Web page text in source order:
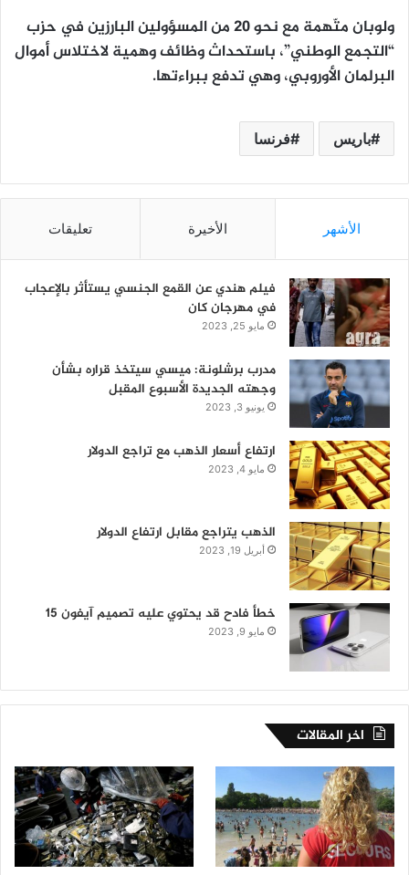
ولوبان متّهمة مع نحو 20 من المسؤولين البارزين في حزب
“التجمع الوطني”، باستحداث وظائف وهمية لاختلاس أموال
البرلمان الأوروبي، وهي تدفع ببراءتها.
باريس فرنسا
الأشهر الأخيرة تعليقات
فيلم هندي عن القمع الجنسي يستأثر بالإعجاب
في مهرجان كان
مايو 25, 2023
مدرب برشلونة: ميسي سيتخذ قراره بشأن
وجهته الجديدة الأسبوع المقبل
يونيو 3, 2023
ارتفاع أسعار الذهب مع تراجع الدولار
مايو 4, 2023
الذهب يتراجع مقابل ارتفاع الدولار
أبريل 19, 2023
خطأ فادح قد يحتوي عليه تصميم آيفون 15
مايو 9, 2023
اخر المقالات